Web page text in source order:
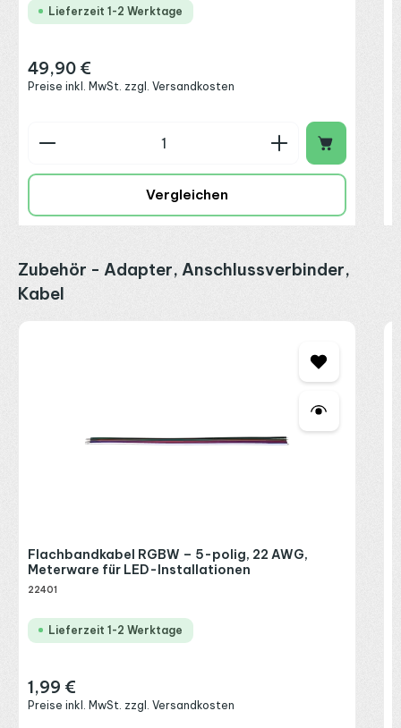
Lieferzeit 1-2 Werktage
Regulärer Preis:
49,90 €
Preise inkl. MwSt. zzgl. Versandkosten
Produkt Anzahl: Gib den gewünschten Wert
Vergleichen
Produktgalerie überspringen
Zubehör - Adapter, Anschlussverbinder,
Kabel
Flachbandkabel RGBW – 5-polig, 22 AWG,
Meterware für LED-Installationen
22401
Lieferzeit 1-2 Werktage
Regulärer Preis:
1,99 €
Preise inkl. MwSt. zzgl. Versandkosten